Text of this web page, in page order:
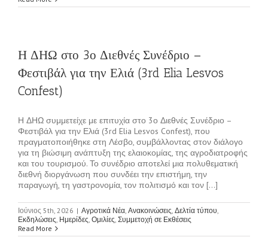
Η ΔΗΩ στο 3ο Διεθνές Συνέδριο –
Φεστιβάλ για την Ελιά (3rd Elia Lesvos
Confest)
Η ΔΗΩ συμμετείχε με επιτυχία στο 3ο Διεθνές Συνέδριο –
Φεστιβάλ για την Ελιά (3rd Elia Lesvos Confest), που
πραγματοποιήθηκε στη Λέσβο, συμβάλλοντας στον διάλογο
για τη βιώσιμη ανάπτυξη της ελαιοκομίας, της αγροδιατροφής
και του τουρισμού. Το συνέδριο αποτελεί μια πολυθεματική
διεθνή διοργάνωση που συνδέει την επιστήμη, την
παραγωγή, τη γαστρονομία, τον πολιτισμό και τον [...]
Ιούνιος 5th, 2026 | Αγροτικά Νέα Ανακοινώσεις Δελτία τύπου
Εκδηλώσεις Ημερίδες Ομιλίες Συμμετοχή σε Εκθέσεις
Read More